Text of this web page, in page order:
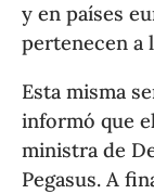
y en países
pertenecen a
Esta misma
informó que
ministra de
Pegasus. A